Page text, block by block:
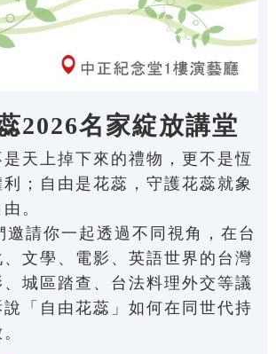
2026名家綻放講堂
是天上掉下來的禮物，更不是恆
；自由是花蕊，守護花蕊就象
。
邀請你一起透過不同視角，在台
文學、電影、英語世界的台灣
城區踏查、台法料理外交等議
「自由花蕊」如何在同世代持